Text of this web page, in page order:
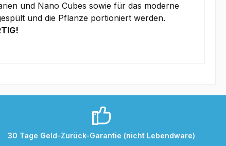
und Nano Cubes sowie für das moderne
und die Pflanze portioniert werden.
30 Tage Geld-Zurück-Garantie (nicht Lebendware)